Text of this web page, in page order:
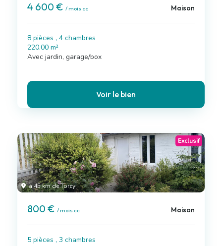
4 600 € / mois cc Maison
8 pièces , 4 chambres
220.00 m²
Avec jardin, garage/box
Voir le bien
à 45 km de Torcy
Exclusif
800 € / mois cc Maison
5 pièces , 3 chambres